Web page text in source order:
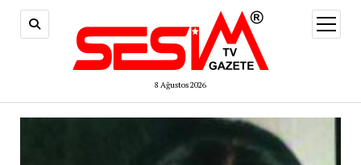
8 Ağustos 2026
aç